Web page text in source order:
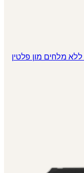
מלחים מון פלטין